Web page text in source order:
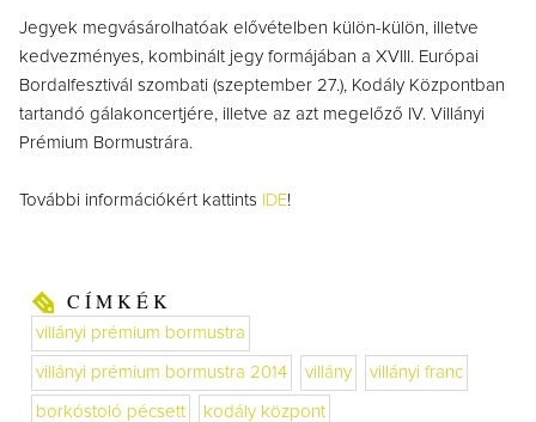
Jegyek megvásárolhatóak elővételben külön-külön, illetve
kedvezményes, kombinált jegy formájában a XVIII. Európai
Bordalfesztivál szombati (szeptember 27.), Kodály Központban
tartandó gálakoncertjére, illetve az azt megelőző IV. Villányi
Prémium Bormustrára.
További információkért kattints IDE!
CÍMKÉK
villányi prémium bormustra
villányi prémium bormustra 2014 villány villányi franc
borkóstoló pécsett kodály központ